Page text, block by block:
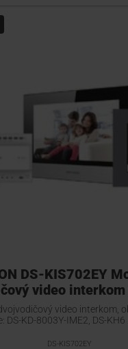
DS-KIS702EY
video interkom
video interkom,
DS-KD-8003Y-IME2, DS-KH6 ...
DS-KIS702EY